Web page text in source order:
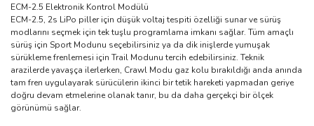
ECM-2.5 Elektronik Kontrol Modülü
ECM-2.5, 2s LiPo piller için düşük voltaj tespiti özelliği sunar ve sürüş
modlarını seçmek için tek tuşlu programlama imkanı sağlar. Tüm amaçlı
sürüş için Sport Modunu seçebilirsiniz ya da dik inişlerde yumuşak
sürükleme frenlemesi için Trail Modunu tercih edebilirsiniz. Teknik
arazilerde yavaşça ilerlerken, Crawl Modu gaz kolu bırakıldığı anda anında
tam fren uygulayarak sürücülerin ikinci bir tetik hareketi yapmadan geriye
doğru devam etmelerine olanak tanır, bu da daha gerçekçi bir ölçek
görünümü sağlar.